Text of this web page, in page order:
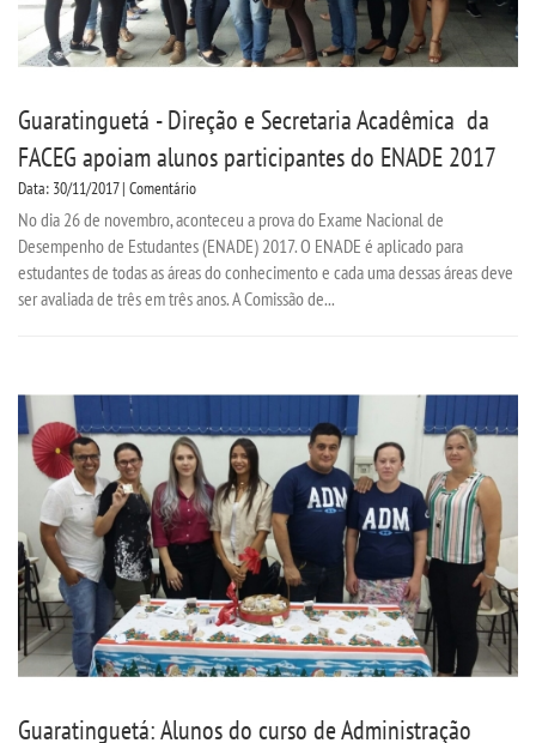
Guaratinguetá - Direção e Secretaria Acadêmica da
FACEG apoiam alunos participantes do ENADE 2017
Data: 30/11/2017 | Comentário
No dia 26 de novembro, aconteceu a prova do Exame Nacional de
Desempenho de Estudantes (ENADE) 2017. O ENADE é aplicado para
estudantes de todas as áreas do conhecimento e cada uma dessas áreas deve
ser avaliada de três em três anos. A Comissão de...
Guaratinguetá: Alunos do curso de Administração